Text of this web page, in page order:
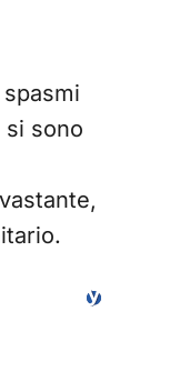
sono